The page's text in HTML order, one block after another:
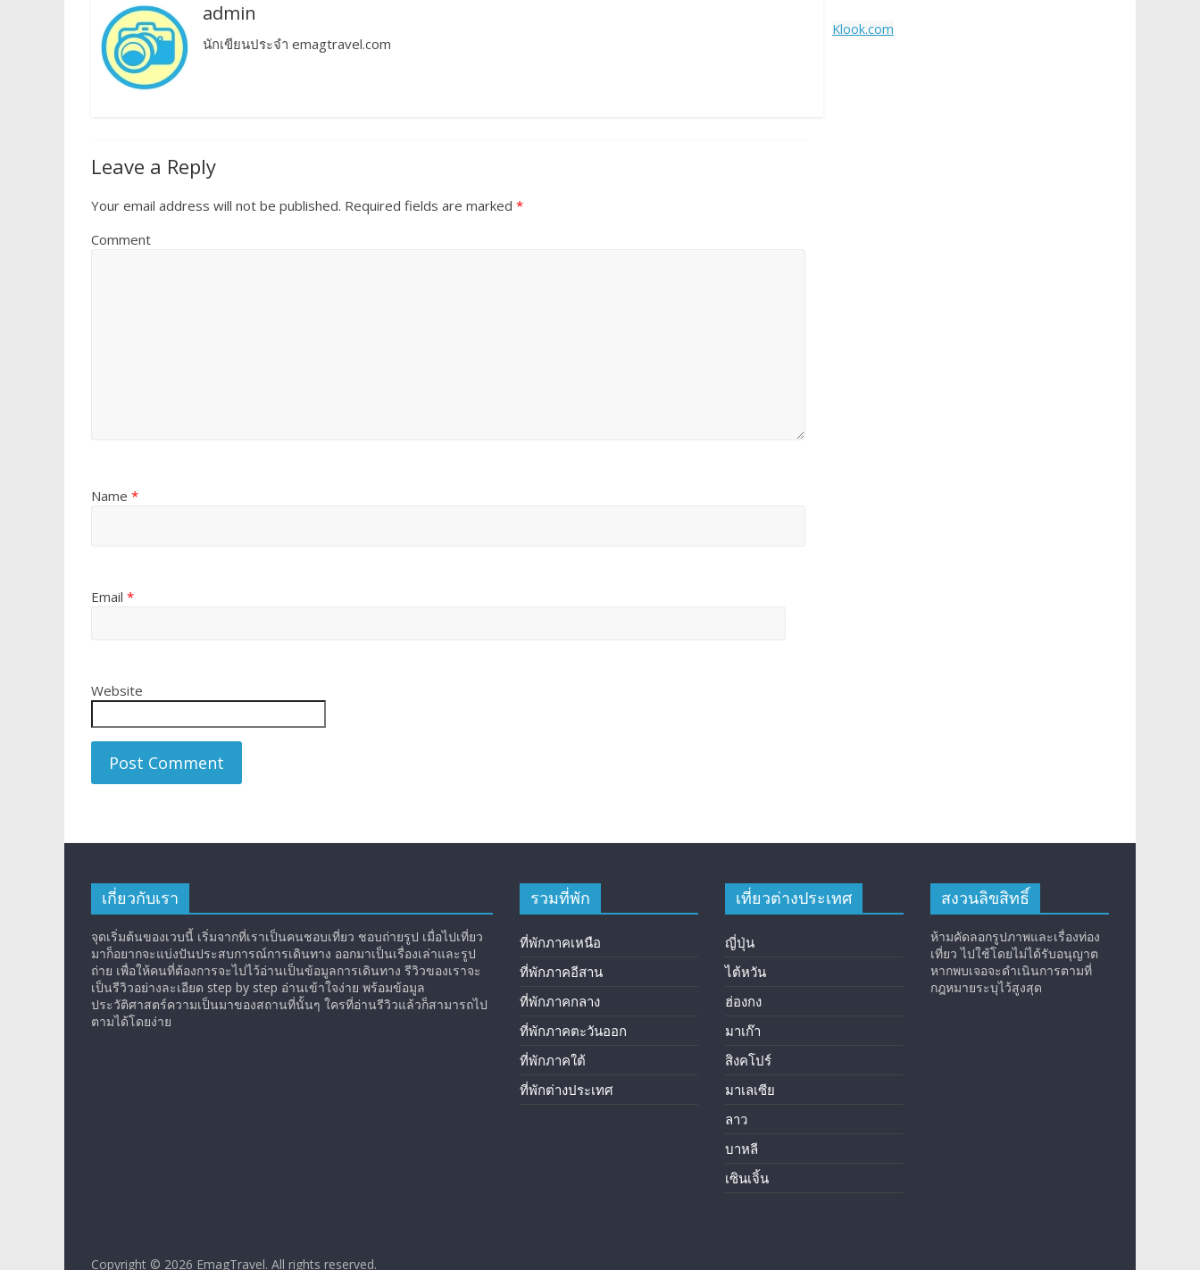
admin
นักเขียนประจำ emagtravel.com
Leave a Reply
Your email address will not be published. Required fields are marked *
Comment
Name *
Email *
Website
Klook.com
เกี่ยวกับเรา
จุดเริ่มต้นของเวบนี้ เริ่มจากที่เราเป็นคนชอบเที่ยว ชอบถ่ายรูป เมื่อไปเที่ยว
มาก็อยากจะแบ่งปันประสบการณ์การเดินทาง ออกมาเป็นเรื่องเล่าและรูป
ถ่าย เพื่อให้คนที่ต้องการจะไปไว้อ่านเป็นข้อมูลการเดินทาง รีวิวของเราจะ
เป็นรีวิวอย่างละเอียด step by step อ่านเข้าใจง่าย พร้อมข้อมูล
ประวัติศาสตร์ความเป็นมาของสถานที่นั้นๆ ใครที่อ่านรีวิวแล้วก็สามารถไป
ตามได้โดยง่าย
รวมที่พัก
ที่พักภาคเหนือ
ที่พักภาคอีสาน
ที่พักภาคกลาง
ที่พักภาคตะวันออก
ที่พักภาคใต้
ที่พักต่างประเทศ
เที่ยวต่างประเทศ
ญี่ปุ่น
ไต้หวัน
ฮ่องกง
มาเก๊า
สิงคโปร์
มาเลเซีย
ลาว
บาหลี
เซินเจิ้น
สงวนลิขสิทธิ์
ห้ามคัดลอกรูปภาพและเรื่องท่อง
เที่ยว ไปใช้โดยไม่ได้รับอนุญาต
หากพบเจอจะดำเนินการตามที่
กฎหมายระบุไว้สูงสุด
Copyright © 2026 EmagTravel. All rights reserved.